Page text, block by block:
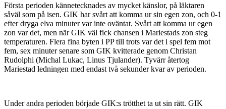
Första perioden kännetecknades av mycket känslor, på läktaren
såväl som på isen. GIK har svårt att komma ur sin egen zon, och 0-1
efter dryga elva minuter var inte oväntat. Svårt att komma ur egen
zon var det, men när GIK väl fick chansen i Mariestads zon steg
temperaturen. Flera fina byten i PP till trots var det i spel fem mot
fem, sex minuter senare som GIK kvitterade genom Christan
Rudolphi (Michal Lukac, Linus Tjulander). Tyvärr återtog
Mariestad ledningen med endast två sekunder kvar av perioden.
Under andra perioden började GIK:s trötthet ta ut sin rätt. GIK